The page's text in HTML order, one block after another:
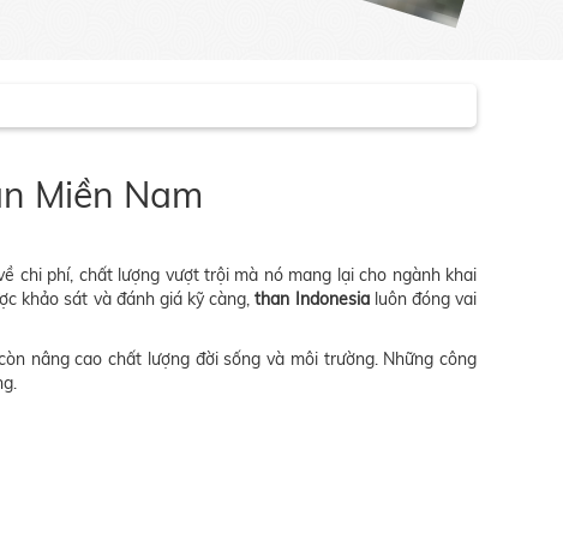
Miền Nam
chi phí, chất lượng vượt trội mà nó mang lại cho ngành khai
khảo sát và đánh giá kỹ càng,than Indonesialuôn đóng vai
nâng cao chất lượng đời sống và môi trường. Những công